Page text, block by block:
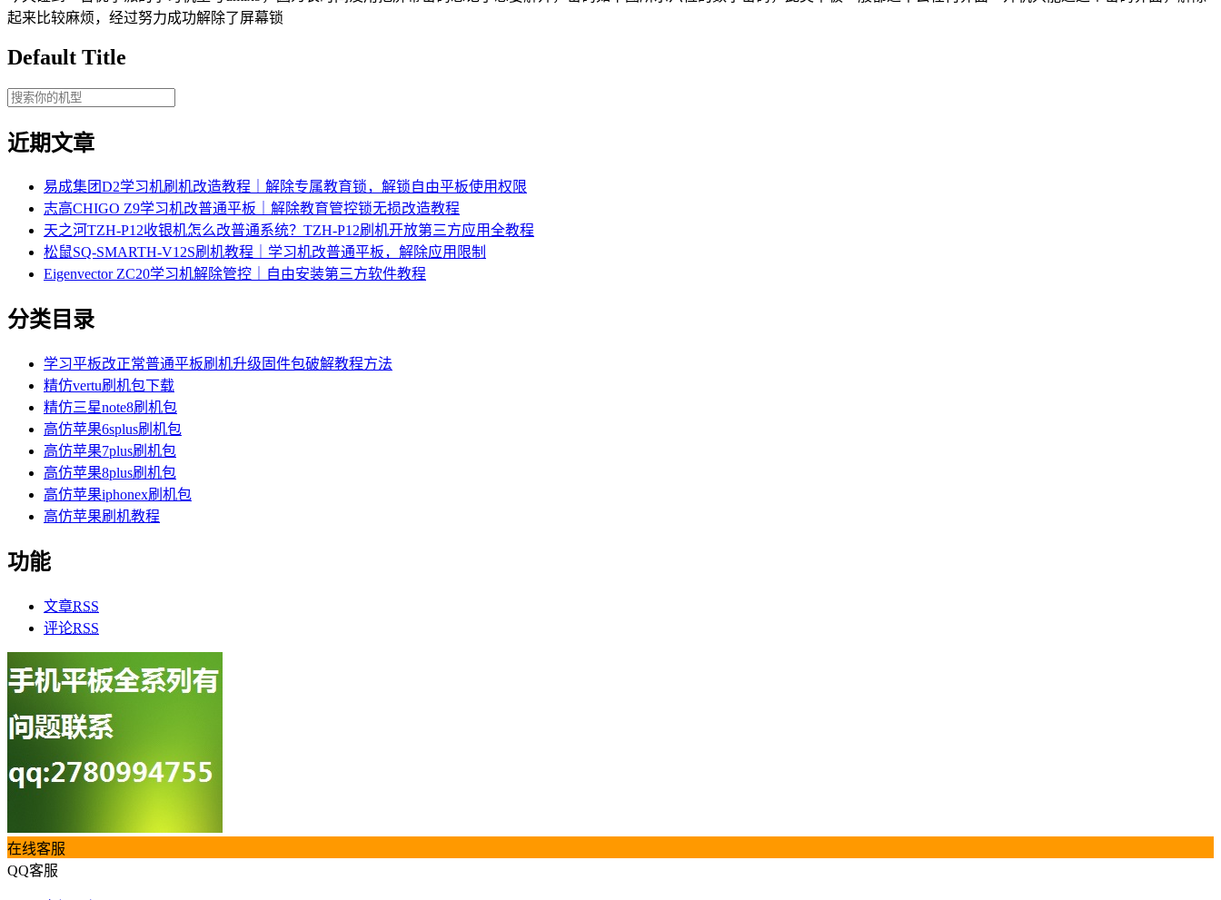
起来比较麻烦，经过努力成功解除了屏幕锁
Default Title
近期文章
易成集团D2学习机刷机改造教程｜解除专属教育锁，解锁自由平板使用权限
志高CHIGO Z9学习机改普通平板｜解除教育管控锁无损改造教程
天之河TZH-P12收银机怎么改普通系统？TZH-P12刷机开放第三方应用全教程
松鼠SQ-SMARTH-V12S刷机教程｜学习机改普通平板，解除应用限制
Eigenvector ZC20学习机解除管控｜自由安装第三方软件教程
分类目录
学习平板改正常普通平板刷机升级固件包破解教程方法
精仿vertu刷机包下载
精仿三星note8刷机包
高仿苹果6splus刷机包
高仿苹果7plus刷机包
高仿苹果8plus刷机包
高仿苹果iphonex刷机包
高仿苹果刷机教程
功能
文章RSS
评论RSS
在线客服
QQ客服